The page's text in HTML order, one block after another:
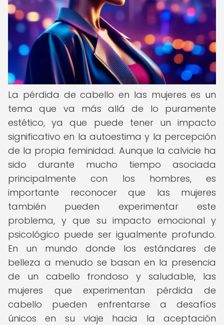
La pérdida de cabello en las mujeres es un
tema que va más allá de lo puramente
estético, ya que puede tener un impacto
significativo en la autoestima y la percepción
de la propia feminidad. Aunque la calvicie ha
sido durante mucho tiempo asociada
principalmente con los hombres, es
importante reconocer que las mujeres
también pueden experimentar este
problema, y que su impacto emocional y
psicológico puede ser igualmente profundo.
En un mundo donde los estándares de
belleza a menudo se basan en la presencia
de un cabello frondoso y saludable, las
mujeres que experimentan pérdida de
cabello pueden enfrentarse a desafíos
únicos en su viaje hacia la aceptación